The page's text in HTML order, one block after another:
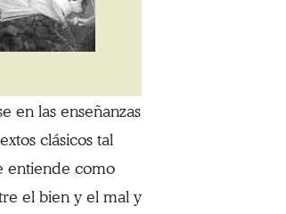
en las enseñanzas
clásicos tal
entiende como
el bien y el mal y